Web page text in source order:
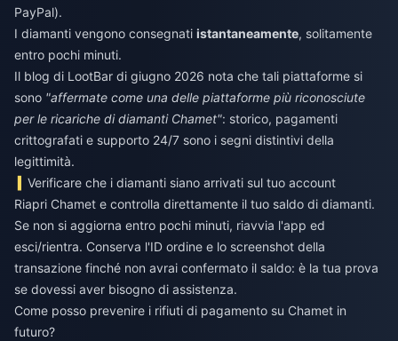
PayPal).
I diamanti vengono consegnati istantaneamente, solitamente
entro pochi minuti.
Il blog di LootBar di giugno 2026 nota che tali piattaforme si
sono "affermate come una delle piattaforme più riconosciute
per le ricariche di diamanti Chamet": storico, pagamenti
crittografati e supporto 24/7 sono i segni distintivi della
legittimità.
Verificare che i diamanti siano arrivati sul tuo account
Riapri Chamet e controlla direttamente il tuo saldo di diamanti.
Se non si aggiorna entro pochi minuti, riavvia l'app ed
esci/rientra. Conserva l'ID ordine e lo screenshot della
transazione finché non avrai confermato il saldo: è la tua prova
se dovessi aver bisogno di assistenza.
Come posso prevenire i rifiuti di pagamento su Chamet in
futuro?